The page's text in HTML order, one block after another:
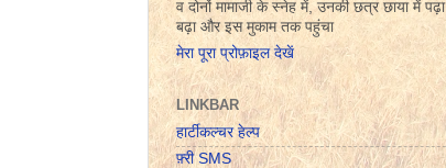
व दोनों मामाजी के स्नेह में, उनकी छत्र छाया में पढ़ा
बढ़ा और इस मुकाम तक पहुंचा
मेरा पूरा प्रोफ़ाइल देखें
LINKBAR
हार्टीकल्चर हेल्प
फ़्री SMS